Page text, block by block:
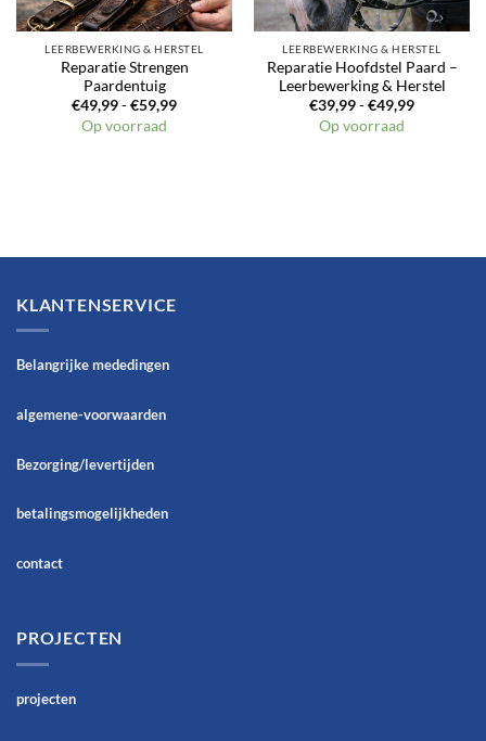
LEERBEWERKING & HERSTEL
Reparatie Strengen
Paardentuig
€49,99-€59,99Prijsklasse:
Op voorraad
LEERBEWERKING & HERSTEL
Reparatie Hoofdstel Paard –
Leerbewerking & Herstel
€39,99-€49,99
Op voorraad
KLANTENSERVICE
Belangrijke mededingen
algemene-voorwaarden
Bezorging/levertijden
betalingsmogelijkheden
contact
PROJECTEN
projecten